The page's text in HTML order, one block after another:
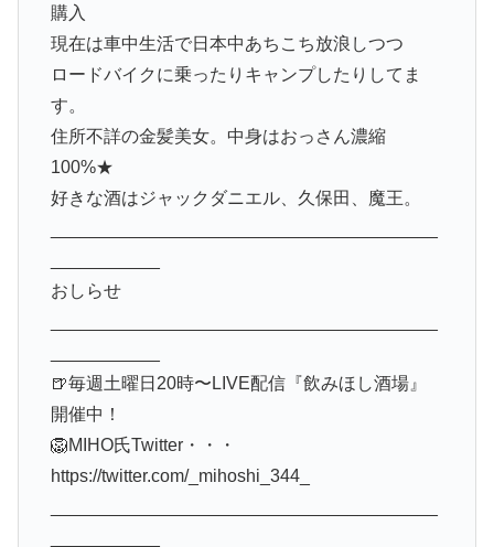
購入
現在は車中生活で日本中あちこち放浪しつつ
ロードバイクに乗ったりキャンプしたりしてま
す。
住所不詳の金髪美女。中身はおっさん濃縮
100%★
好きな酒はジャックダニエル、久保田、魔王。
おしらせ
🍺毎週土曜日20時〜LIVE配信『飲みほし酒場』
開催中！
🦁MIHO氏Twitter・・・
https://twitter.com/_mihoshi_344_